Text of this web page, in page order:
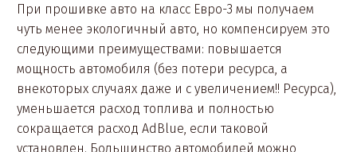
При прошивке авто на класс Евро-3 мы получаем
чуть менее экологичный авто, но компенсируем это
следующими преимуществами: повышается
мощность автомобиля (без потери ресурса, а
внекоторых случаях даже и с увеличением!! Ресурса),
уменьшается расход топлива и полностью
сокращается расход AdBlue, если таковой
установлен. Большинство автомобилей можно